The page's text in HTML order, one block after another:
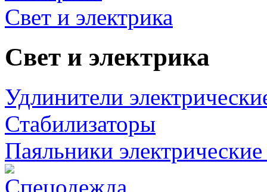
Свет и электрика
Свет и электрика
Удлинители
Стабилизаторы
Паяльники